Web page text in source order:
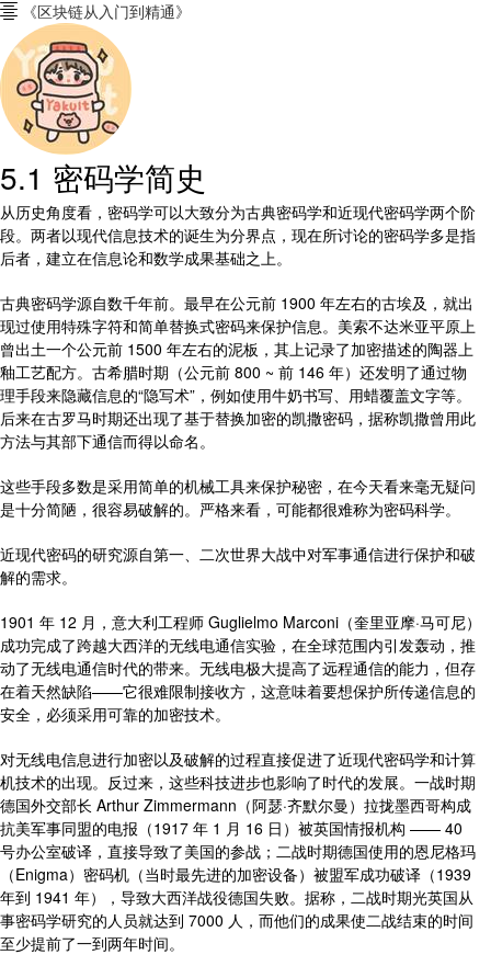
 《区块链从入门到精通》
5.1 密码学简史
从历史角度看，密码学可以大致分为古典密码学和近现代密码学两个阶
段。两者以现代信息技术的诞生为分界点，现在所讨论的密码学多是指
后者，建立在信息论和数学成果基础之上。
古典密码学源自数千年前。最早在公元前 1900 年左右的古埃及，就出
现过使用特殊字符和简单替换式密码来保护信息。美索不达米亚平原上
曾出土一个公元前 1500 年左右的泥板，其上记录了加密描述的陶器上
釉工艺配方。古希腊时期（公元前 800 ~ 前 146 年）还发明了通过物
理手段来隐藏信息的“隐写术”，例如使用牛奶书写、用蜡覆盖文字等。
后来在古罗马时期还出现了基于替换加密的凯撒密码，据称凯撒曾用此
方法与其部下通信而得以命名。
这些手段多数是采用简单的机械工具来保护秘密，在今天看来毫无疑问
是十分简陋，很容易破解的。严格来看，可能都很难称为密码科学。
近现代密码的研究源自第一、二次世界大战中对军事通信进行保护和破
解的需求。
1901 年 12 月，意大利工程师 Guglielmo Marconi（奎里亚摩·马可尼）
成功完成了跨越大西洋的无线电通信实验，在全球范围内引发轰动，推
动了无线电通信时代的带来。无线电极大提高了远程通信的能力，但存
在着天然缺陷——它很难限制接收方，这意味着要想保护所传递信息的
安全，必须采用可靠的加密技术。
对无线电信息进行加密以及破解的过程直接促进了近现代密码学和计算
机技术的出现。反过来，这些科技进步也影响了时代的发展。一战时期
德国外交部长 Arthur Zimmermann（阿瑟·齐默尔曼）拉拢墨西哥构成
抗美军事同盟的电报（1917 年 1 月 16 日）被英国情报机构 —— 40
号办公室破译，直接导致了美国的参战；二战时期德国使用的恩尼格玛
（Enigma）密码机（当时最先进的加密设备）被盟军成功破译（1939
年到 1941 年），导致大西洋战役德国失败。据称，二战时期光英国从
事密码学研究的人员就达到 7000 人，而他们的成果使二战结束的时间
至少提前了一到两年时间。